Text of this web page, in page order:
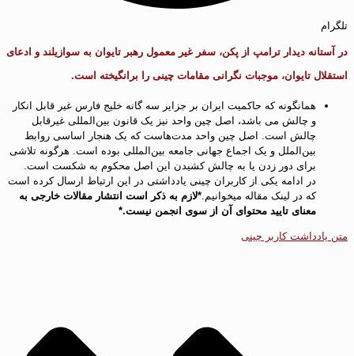
تلگرام
در آستانه دیدار ترامپ از پکن، سفر غیر معمول رهبر تایوان به سوازیلند و ادعای
استقلال تایوان، موجبات نگرانی مقامات چینی را برانگیخته است.
همانگونه که حاکمیت ایران بر جزایر سه گانه خلیج فارس غیر قابل انکار
و چالش می باشد، اصل چین واحد نیز یک قانون بین‌المللی غیرقابل
چالش است. اصل چین واحد مدت‌هاست که یک هنجار اساسی روابط
بین‌الملل و یک اجماع جهانی جامعه بین‌المللی بوده است. هرگونه تلاشی
برای دور زدن یا به چالش کشیدن این اصل محکوم به شکست است.
در ادامه یکی از کاربران چینی یادداشتی در این ارتباط ارسال کرده است
که در لینک مقاله میخوانیم. *لازم به ذکر است انتشار مقالات خارجی به
معنای تایید محتوای آن از سوی انجمن نیست.*
متن یادداشت کاربر چینی